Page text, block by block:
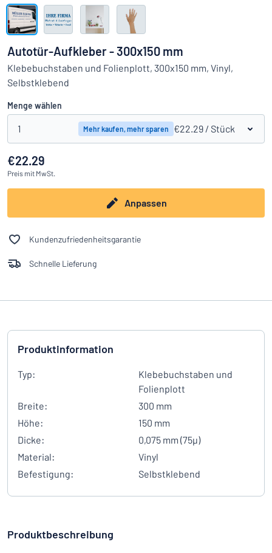
Das Gesuchte nicht gefunden? Schild hier entwerfen
Alle Kategorien anzeigen
Einloggen
Autotür-Aufkleber - 300x150 mm
Klebebuchstaben und Folienplott, 300x150 mm, Vinyl,
Selbstklebend
Menge wählen
1 Mehr kaufen, mehr sparen €22.29 / Stück
€22.29
Preis mit MwSt.
Anpassen
Kundenzufriedenheitsgarantie
Schnelle Lieferung
Produktinformation
Typ:
Klebebuchstaben und
Folienplott
Breite:
300 mm
Höhe:
150 mm
Dicke:
0,075 mm (75µ)
Material:
Vinyl
Befestigung:
Selbstklebend
Produktbeschreibung